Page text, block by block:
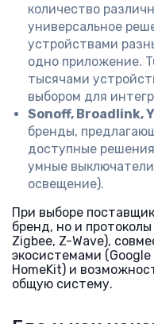
количество
универсальное
устройствами
одно приложение.
тысячами
выбором для
Sonoff, Broadlink,
бренды,
доступные
умные
освещение).
При выборе
бренд, но и
Zigbee, Z-Wave),
экосистемами
HomeKit) и
общую систему.